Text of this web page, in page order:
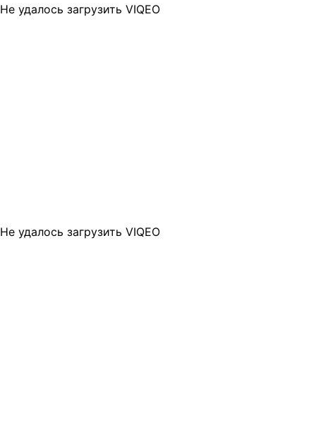
Не удалось загрузить VIQEO
Не удалось загрузить VIQEO